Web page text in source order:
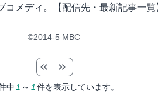
コメディ。【配信先・最新記事一
©2014-5 MBC
中 1 ～ 1 件を表示しています。